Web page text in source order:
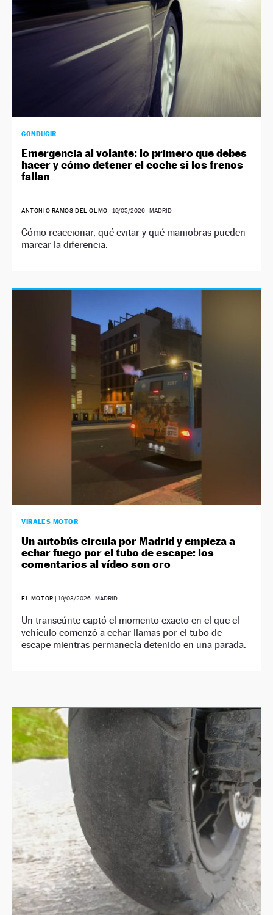
CONDUCIR
Emergencia al volante: lo primero que debes
hacer y cómo detener el coche si los frenos
fallan
ANTONIO RAMOS DEL OLMO | 19/05/2026| MADRID
Cómo reaccionar, qué evitar y qué maniobras pueden
marcar la diferencia.
VIRALES MOTOR
Un autobús circula por Madrid y empieza a
echar fuego por el tubo de escape: los
comentarios al vídeo son oro
EL MOTOR | 19/03/2026| MADRID
Un transeúnte captó el momento exacto en el que el
vehículo comenzó a echar llamas por el tubo de
escape mientras permanecía detenido en una parada.